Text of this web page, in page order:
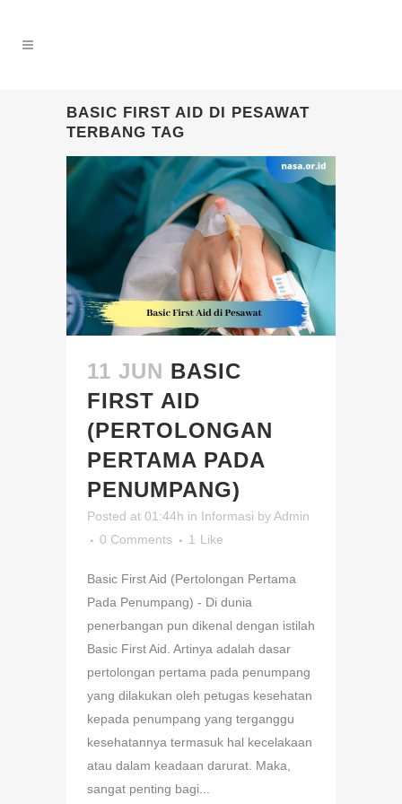
BASIC FIRST AID DI PESAWAT
TERBANG TAG
11 JUN BASIC
FIRST AID
(PERTOLONGAN
PERTAMA PADA
PENUMPANG)
Posted at 01:44h in Informasi byAdmin
0 Comments
1 Like
Basic First Aid (Pertolongan Pertama
Pada Penumpang) - Di dunia
penerbangan pun dikenal dengan istilah
Basic First Aid. Artinya adalah dasar
pertolongan pertama pada penumpang
yang dilakukan oleh petugas kesehatan
kepada penumpang yang terganggu
kesehatannya termasuk hal kecelakaan
atau dalam keadaan darurat. Maka,
sangat penting bagi...